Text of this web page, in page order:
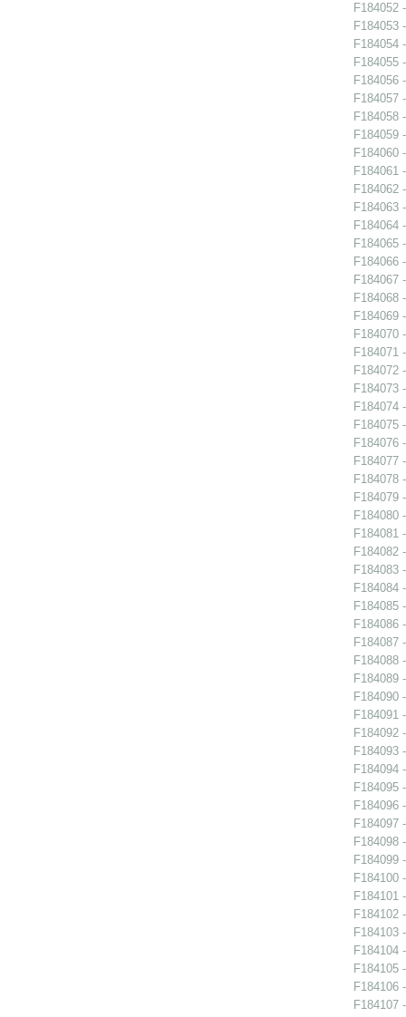
F184052
F184053
F184054
F184055
F184056
F184057
F184058
F184059
F184060
F184061
F184062
F184063
F184064
F184065
F184066
F184067
F184068
F184069
F184070
F184071
F184072
F184073
F184074
F184075
F184076
F184077
F184078
F184079
F184080
F184081
F184082
F184083
F184084
F184085
F184086
F184087
F184088
F184089
F184090
F184091
F184092
F184093
F184094
F184095
F184096
F184097
F184098
F184099
F184100
F184101
F184102
F184103
F184104
F184105
F184106
F184107